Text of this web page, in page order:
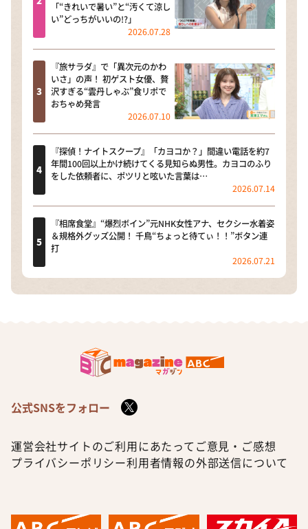
「“きれいで暑い”と“汚くて涼し
い”どっちがいいの!?」
2026.07.28
『旅サラダ』で「異次元のかわ
いさ」の声！ 初ゲスト女優、贅
沢すぎる“雲丹しゃぶ”食リポで
おちゃめ発言
2026.07.10
『探偵！ナイトスクープ』「カヨコか？」間違い電話を約7
年間100回以上かけ続けてくる見知らぬ男性。カヨコのふり
をした依頼者に、ポツリと呟いた言葉は…
2026.07.14
『相席食堂』“爆烈ボイン”元NHK女性アナ、セクシー水着姿
＆規格外グッズ公開！ 千鳥“ちょっと待てぃ！！”ボタン連
打
2026.07.21
公式SNSをフォロー
運営会社サイトのご利用にあたって ご意見・ご感想
プライバシーポリシー利用者情報の外部送信について